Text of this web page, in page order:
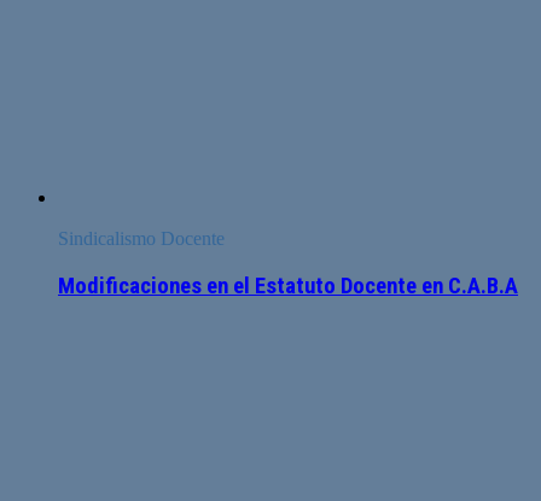
Sindicalismo Docente
Modificaciones en el Estatuto Docente en C.A.B.A